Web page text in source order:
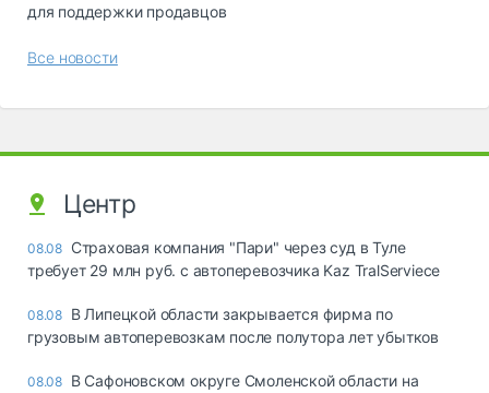
для поддержки продавцов
Все новости
Центр
08.08 Страховая компания "Пари" через суд в Туле
требует 29 млн руб. с автоперевозчика Kaz TralServiece
08.08 В Липецкой области закрывается фирма по
грузовым автоперевозкам после полутора лет убытков
08.08 В Сафоновском округе Смоленской области на